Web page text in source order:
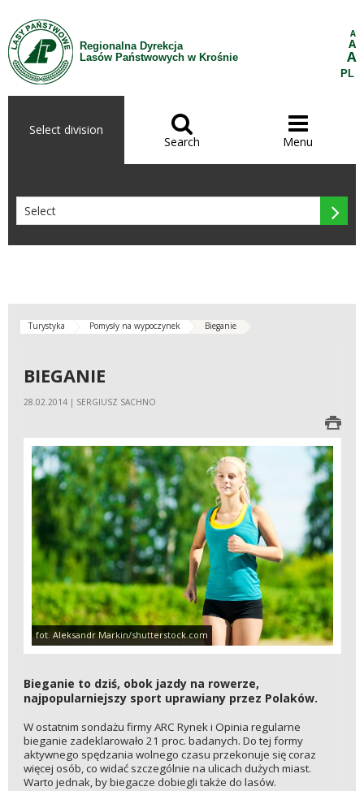
Skip to Content
Regionalna Dyrekcja
Lasów Państwowych w Krośnie
A
A
A
PL
Select division 
Search

Menu

Turystyka Pomysły na wypoczynek Bieganie
BIEGANIE
28.02.2014 | SERGIUSZ SACHNO
fot. Aleksandr Markin/shutterstock.com
Bieganie to dziś, obok jazdy na rowerze,
najpopularniejszy sport uprawiany przez Polaków.
W ostatnim sondażu firmy ARC Rynek i Opinia regularne
bieganie zadeklarowało 21 proc. badanych. Do tej formy
aktywnego spędzania wolnego czasu przekonuje się coraz
więcej osób, co widać szczególnie na ulicach dużych miast.
Warto jednak, by biegacze dobiegli także do lasów.